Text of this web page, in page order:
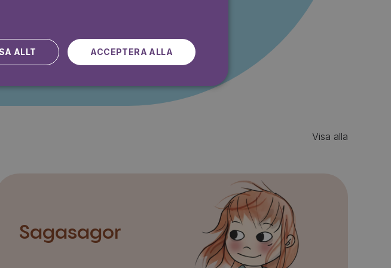
till och med 2026-08-24
Visa alla
Sagasagor
ACCEPTERA ALLA
ALLT